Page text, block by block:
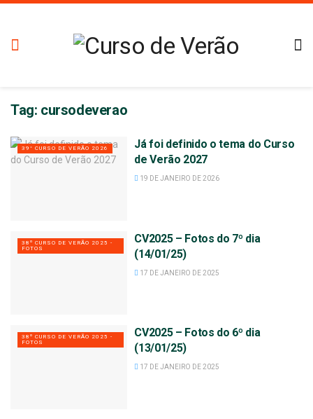
Tag: cursodeverao
39° CURSO DE VERÃO 2026
Já foi definido o tema do Curso
de Verão 2027
19 DE JANEIRO DE 2026
38º CURSO DE VERÃO 2025 -
FOTOS
CV2025 – Fotos do 7º dia
(14/01/25)
17 DE JANEIRO DE 2025
38º CURSO DE VERÃO 2025 -
FOTOS
CV2025 – Fotos do 6º dia
(13/01/25)
17 DE JANEIRO DE 2025